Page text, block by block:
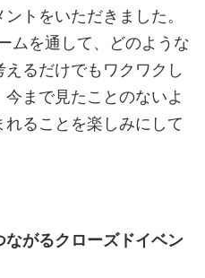
トをいただきました。
ムを通して、どのような
るだけでもワクワクし
まで見たことのないよ
ることを楽しみにして
がるクローズドイベン